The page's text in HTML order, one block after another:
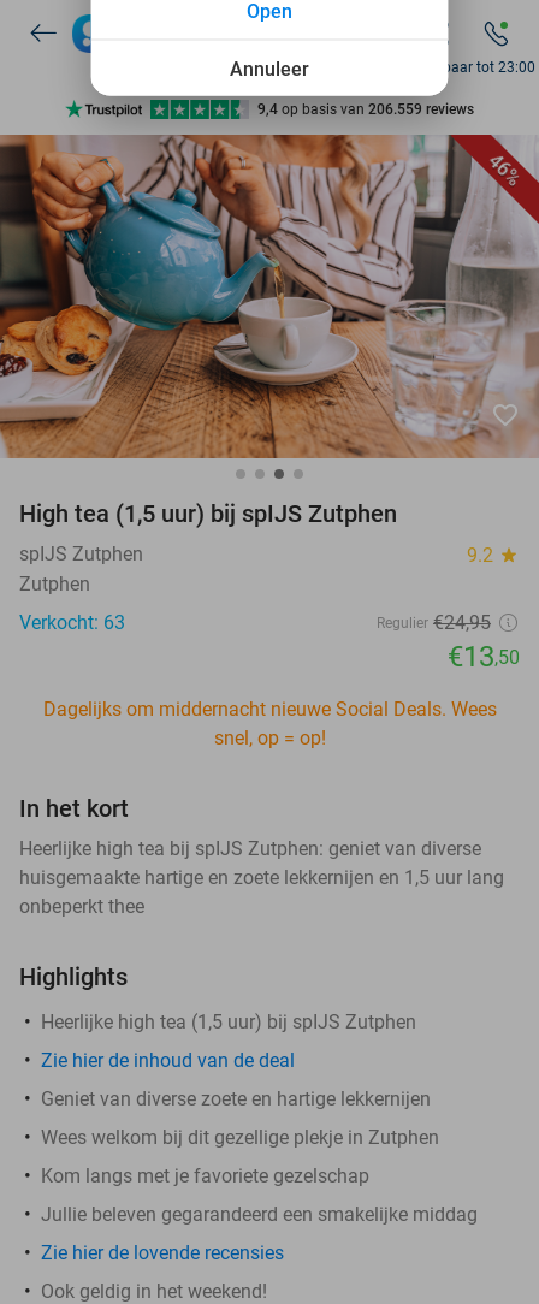
10+ miljoen leden
9,4 op basis van 206.559 reviews
Ontdek 15.000+ deals
7 dagen per week beschikbaar
10+ miljoen leden
Bereikbaar tot 23:00
46%
favorite_border
High tea (1,5 uur) bij spIJS Zutphen
spIJS Zutphen 9.2 star
Zutphen
Verkocht: 63
Regulier €24,95
€13,50
Dagelijks om middernacht nieuwe Social Deals. Wees
snel, op = op!
In het kort
Heerlijke high tea bij spIJS Zutphen: geniet van diverse
huisgemaakte hartige en zoete lekkernijen en 1,5 uur lang
onbeperkt thee
Highlights
Heerlijke high tea (1,5 uur) bij spIJS Zutphen
Zie hier de inhoud van de deal
Geniet van diverse zoete en hartige lekkernijen
Wees welkom bij dit gezellige plekje in Zutphen
Kom langs met je favoriete gezelschap
Jullie beleven gegarandeerd een smakelijke middag
Zie hier de lovende recensies
Ook geldig in het weekend!
Annuleer
Open